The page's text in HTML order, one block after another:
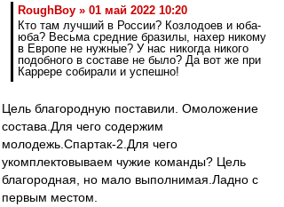
RoughBoy » 01 май 2022 10:20
Кто там лучший в России? Козлодоев и юба-
юба? Весьма средние бразилы, нахер никому
в Европе не нужные? У нас никогда никого
подобного в составе не было? Да вот же при
Каррере собирали и успешно!
Цель благородную поставили. Омоложение
состава.Для чего содержим
молодежь.Спартак-2.Для чего
укомплектовываем чужие команды? Цель
благородная, но мало выполнимая.Ладно с
первым местом.